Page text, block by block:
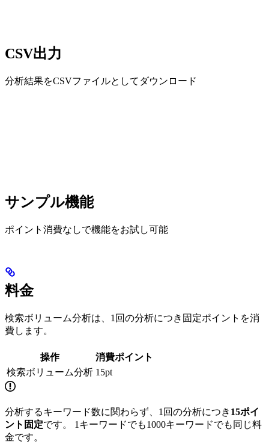
CSV出力
分析結果をCSVファイルとしてダウンロード
サンプル機能
ポイント消費なしで機能をお試し可能
料金
検索ボリューム分析は、1回の分析につき固定ポイントを消
費します。
操作
消費ポイント
検索ボリューム分析 15pt
分析するキーワード数に関わらず、1回の分析につき 15ポイ
ント固定です。 1キーワードでも1000キーワードでも同じ料
金です。